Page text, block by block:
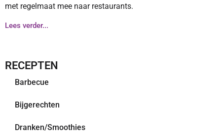
met regelmaat mee naar restaurants.
Lees verder...
RECEPTEN
Barbecue
Bijgerechten
Dranken/Smoothies